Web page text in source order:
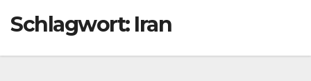
Schlagwort: Iran